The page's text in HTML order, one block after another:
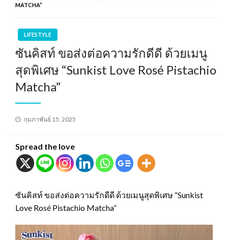
MATCHA”
LIFESTYLE
ซันคิสท์ ขอส่งต่อความรักดีดี ด้วยเมนู
สุดพิเศษ “Sunkist Love Rosé Pistachio
Matcha”
Posted
กุมภาพันธ์ 15, 2025
Spread the love
ซันคิสท์ ขอส่งต่อความรักดีดี ด้วยเมนูสุดพิเศษ “Sunkist
Love Rosé Pistachio Matcha”